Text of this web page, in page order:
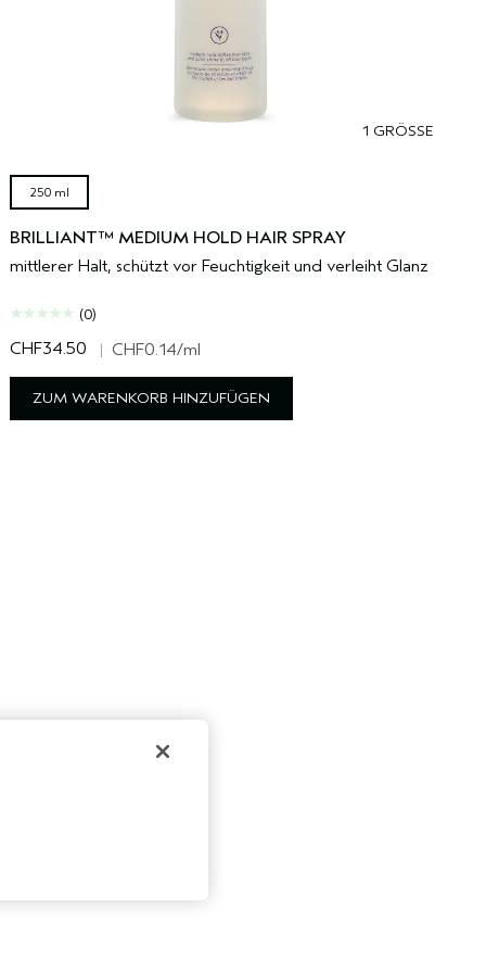
1 GRÖSSE
250 ml
BRILLIANT™ MEDIUM HOLD HAIR SPRAY
mittlerer Halt, schützt vor Feuchtigkeit und verleiht Glanz
(0)
CHF34.50 | CHF0.14/ml
ZUM WARENKORB HINZUFÜGEN